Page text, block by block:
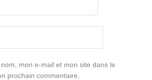
mon e-mail et mon site dans le
prochain commentaire.